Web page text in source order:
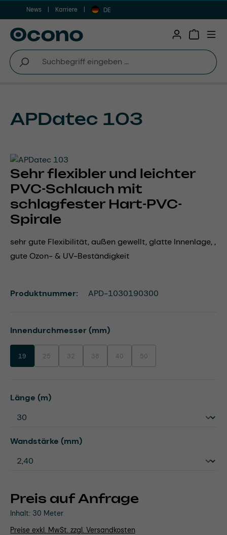
Zum Hauptinhalt springen
News Karriere DE
APDatec 103
Sehr flexibler und leichter
PVC-Schlauch mit
schlagfester Hart-PVC-
Spirale
sehr gute Flexibilität, außen gewellt, glatte Innenlage, ,
gute Ozon- & UV-Beständigkeit
Preis auf Anfrage
Inhalt: 30 Meter
Preise exkl. MwSt. zzgl. Versandkosten
Innendurchmesser (mm)auswählen
19 25(Diese Option ist zurzeit nicht verfügbar.)
32(Diese Option ist zurzeit nicht verfügbar.)
38(Diese Option ist zurzeit nicht verfügbar.)
40(Diese Option ist zurzeit nicht verfügbar.)
50(Diese Option ist zurzeit nicht
Länge (m)auswählen
Wandstärke (mm)auswählen
Produktnummer: APD-1030190300